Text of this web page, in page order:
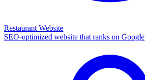
Restaurant Website
SEO-optimized website that ranks on Google